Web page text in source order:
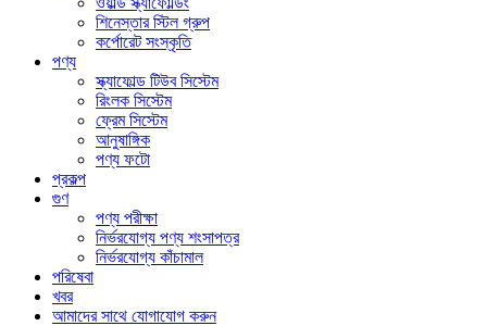
শিনেস্তার স্টিল গ্রুপ
কর্পোরেট সংস্কৃতি
পণ্য
স্ক্যাফোল্ড টিউব সিস্টেম
রিংলক সিস্টেম
ফ্রেম সিস্টেম
আনুষাঙ্গিক
পণ্য ফটো
প্রকল্প
গুণ
পণ্য পরীক্ষা
নির্ভরযোগ্য পণ্য শংসাপত্র
নির্ভরযোগ্য কাঁচামাল
পরিষেবা
খবর
আমাদের সাথে যোগাযোগ করুন